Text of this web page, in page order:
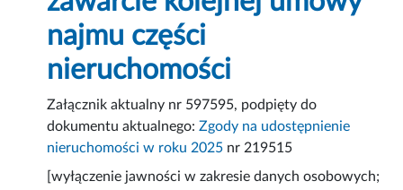
najmu części
nieruchomości
Załącznik aktualny nr 597595, podpięty do
dokumentu aktualnego:Zgody na udostępnienie
nieruchomości w roku 2025 nr 219515
[wyłączenie jawności w zakresie danych osobowych;